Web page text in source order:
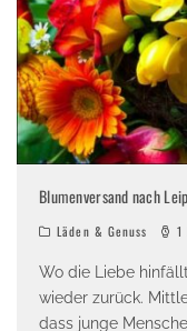
Blumenversand nach
Läden & Genuss 1
Wo die Liebe
wieder zurück.
dass junge